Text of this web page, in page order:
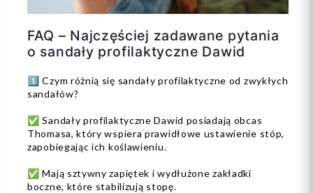
FAQ – Najczęściej zadawane pytania
o sandały profilaktyczne Dawid
1️⃣ Czym różnią się sandały profilaktyczne od zwykłych
sandałów?
✅ Sandały profilaktyczne Dawid posiadają obcas
Thomasa, który wspiera prawidłowe ustawienie stóp,
zapobiegając ich koślawieniu.
✅ Mają sztywny zapiętek i wydłużone zakładki
boczne, które stabilizują stopę.